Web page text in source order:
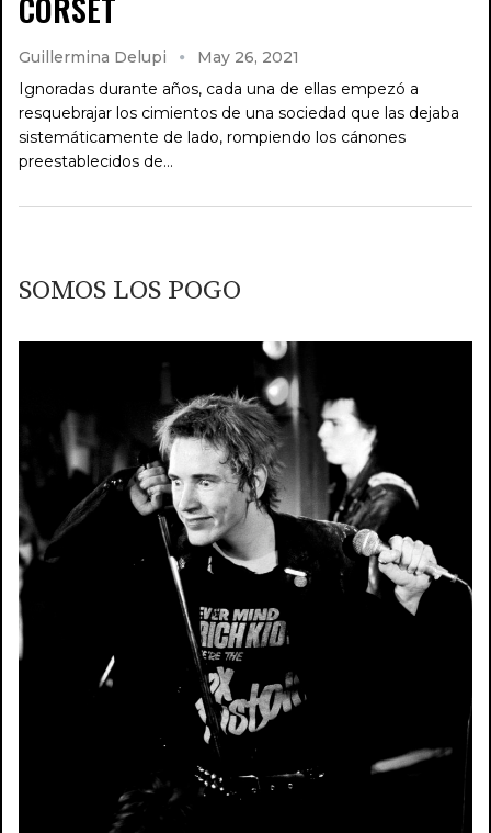
CORSET
Guillermina Delupi
May 26, 2021
Ignoradas durante años, cada una de ellas empezó a
resquebrajar los cimientos de una sociedad que las dejaba
sistemáticamente de lado, rompiendo los cánones
preestablecidos de…
SOMOS LOS POGO